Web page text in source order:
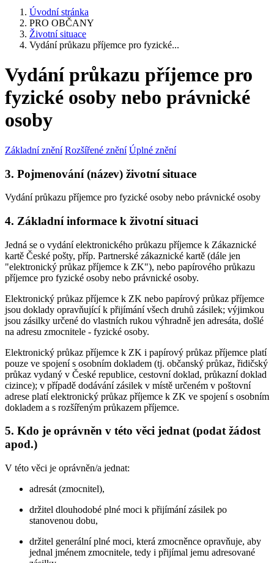
Úvodní stránka
PRO OBČANY
Životní situace
Vydání průkazu příjemce pro fyzické...
Vydání průkazu příjemce pro
fyzické osoby nebo právnické
osoby
Základní znění Rozšířené znění Úplné znění
3. Pojmenování (název) životní situace
Vydání průkazu příjemce pro fyzické osoby nebo právnické osoby
4. Základní informace k životní situaci
Jedná se o vydání elektronického průkazu příjemce k Zákaznické
kartě České pošty, příp. Partnerské zákaznické kartě (dále jen
"elektronický průkaz příjemce k ZK"), nebo papírového průkazu
příjemce pro fyzické osoby nebo právnické osoby.
Elektronický průkaz příjemce k ZK nebo papírový průkaz příjemce
jsou doklady opravňující k přijímání všech druhů zásilek; výjimkou
jsou zásilky určené do vlastních rukou výhradně jen adresáta, došlé
na adresu zmocnitele - fyzické osoby.
Elektronický průkaz příjemce k ZK i papírový průkaz příjemce platí
pouze ve spojení s osobním dokladem (tj. občanský průkaz, řidičský
průkaz vydaný v České republice, cestovní doklad, průkazní doklad
cizince); v případě dodávání zásilek v místě určeném v poštovní
adrese platí elektronický průkaz příjemce k ZK ve spojení s osobním
dokladem a s rozšířeným průkazem příjemce.
5. Kdo je oprávněn v této věci jednat (podat žádost
apod.)
V této věci je oprávněn/a jednat:
adresát (zmocnitel),
držitel dlouhodobé plné moci k přijímání zásilek po
stanovenou dobu,
držitel generální plné moci, která zmocněnce opravňuje, aby
jednal jménem zmocnitele, tedy i přijímal jemu adresované